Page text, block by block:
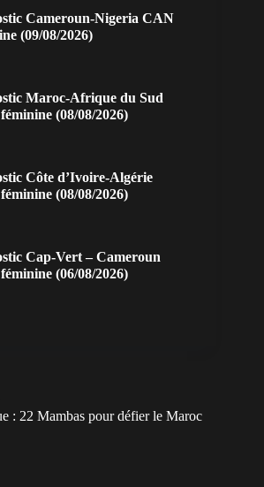
Cameroun-Nigeria CAN
(09/08/2026)
Maroc-Afrique du Sud
(08/08/2026)
Côte d’Ivoire-Algérie
(08/08/2026)
Cap-Vert – Cameroun
(06/08/2026)
: 22 Mambas pour défier le Maroc